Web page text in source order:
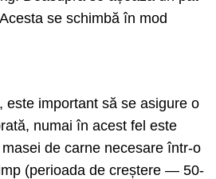
se schimbă în mod
este important să se asigure o
numai în acest fel este
de carne necesare într-o
(perioada de creștere — 50-